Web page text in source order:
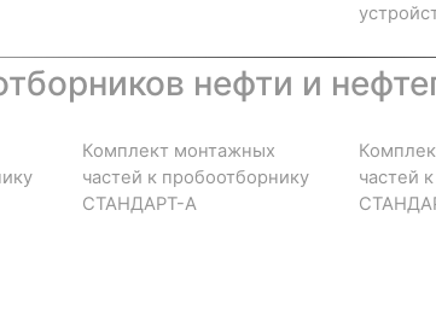
нефти и
Комплект монтажных
частей к пробоотборнику
СТАНДАРТ-А
частей